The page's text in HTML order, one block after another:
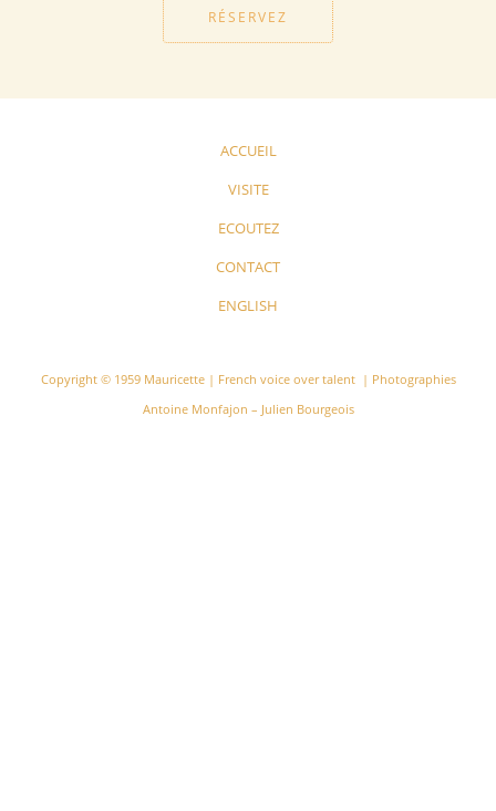
RÉSERVEZ
ACCUEIL
VISITE
ECOUTEZ
CONTACT
ENGLISH
Copyright © 1959 Mauricette | French voice over talent| Photographies
Antoine Monfajon – Julien Bourgeois